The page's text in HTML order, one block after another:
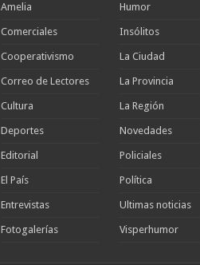
Amelia
Comerciales
Cooperativismo
Correo de Lectores
Cultura
Deportes
Editorial
El País
Entrevistas
Fotogalerías
Humor
Insólitos
La Ciudad
La Provincia
La Región
Novedades
Policiales
Política
Ultimas noticias
Visperhumor